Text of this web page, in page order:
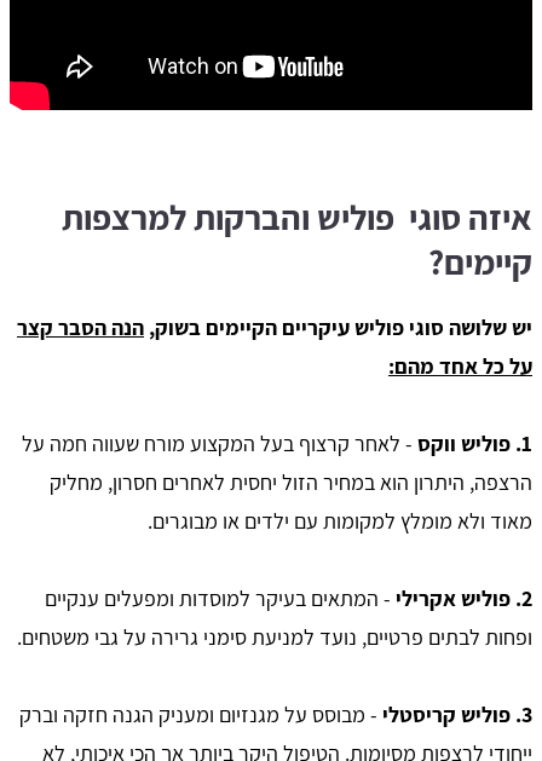
איזה סוגי פוליש והברקות למרצפות
קיימים?
יש שלושה סוגי פוליש עיקריים הקיימים בשוק, הנה הסבר קצר
על כל אחד מהם:
1. פוליש ווקס
- לאחר קרצוף בעל המקצוע מורח שעווה חמה על
הרצפה, היתרון הוא במחיר הזול יחסית לאחרים חסרון, מחליק
מאוד ולא מומלץ למקומות עם ילדים או מבוגרים.
2. פוליש אקרילי
- המתאים בעיקר למוסדות ומפעלים ענקיים
ופחות לבתים פרטיים, נועד למניעת סימני גרירה על גבי משטחים.
3. פוליש קריסטלי
- מבוסס על מגנזיום ומעניק הגנה חזקה וברק
ייחודי לרצפות מסיומות. הטיפול היקר ביותר אך הכי איכותי, לא